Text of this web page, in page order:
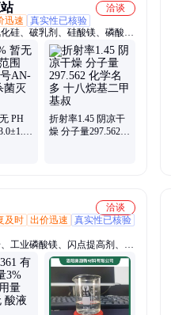
洽谈
迅速
真实性已核验
硅、破乳剂、硅酸镁、磷酸
氢氧化镁、焦磷酸钠、干燥通
醇、聚丙烯酸钾、闪点提高
酰胺、多聚磷酸钠、25公斤纸
PH
折射率1.45 阴凉干
燥 分子量297.562
洽谈
及时 出价迅速
真实性已核验
工业磷酸镁、闪点提高剂、表